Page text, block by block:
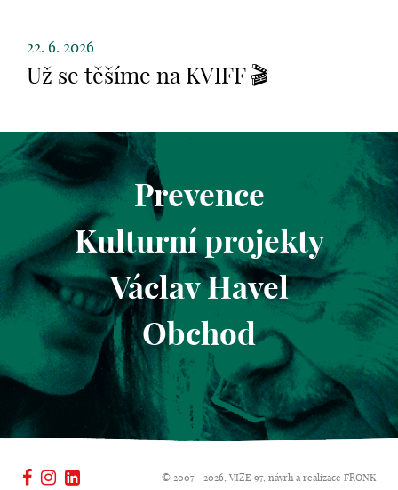
22. 6. 2026
Už se těšíme na KVIFF 🎬
Prevence
Kulturní projekty
Václav Havel
Obchod
© 2007 - 2026, VIZE 97, návrh a realizace FRONK